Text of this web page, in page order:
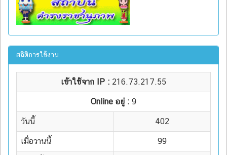
สถิติการใช้งาน
เข้าใช้จาก IP : 216.73.217.55
Online อยู่ : 9
วันนี้ 402
เมื่อวานนี้ 99